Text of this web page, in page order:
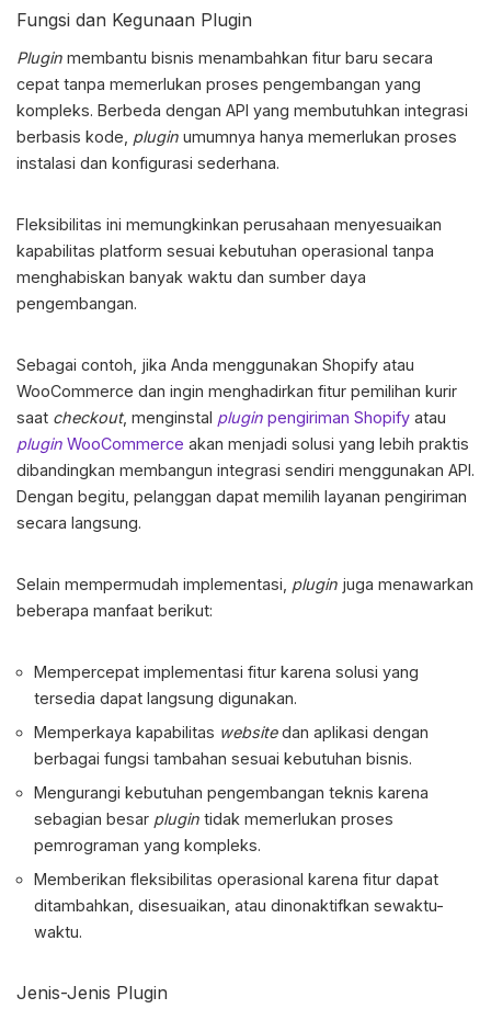
Fungsi dan Kegunaan Plugin
Plugin membantu bisnis menambahkan fitur baru secara
cepat tanpa memerlukan proses pengembangan yang
kompleks. Berbeda dengan API yang membutuhkan integrasi
berbasis kode, plugin umumnya hanya memerlukan proses
instalasi dan konfigurasi sederhana.
Fleksibilitas ini memungkinkan perusahaan menyesuaikan
kapabilitas platform sesuai kebutuhan operasional tanpa
menghabiskan banyak waktu dan sumber daya
pengembangan.
Sebagai contoh, jika Anda menggunakan Shopify atau
WooCommerce dan ingin menghadirkan fitur pemilihan kurir
saat checkout, menginstal plugin pengiriman Shopify atau
plugin WooCommerce akan menjadi solusi yang lebih praktis
dibandingkan membangun integrasi sendiri menggunakan API.
Dengan begitu, pelanggan dapat memilih layanan pengiriman
secara langsung.
Selain mempermudah implementasi, plugin juga menawarkan
beberapa manfaat berikut:
Mempercepat implementasi fitur karena solusi yang
tersedia dapat langsung digunakan.
Memperkaya kapabilitas websitedan aplikasi dengan
berbagai fungsi tambahan sesuai kebutuhan bisnis.
Mengurangi kebutuhan pengembangan teknis karena
sebagian besar plugin tidak memerlukan proses
pemrograman yang kompleks.
Memberikan fleksibilitas operasional karena fitur dapat
ditambahkan, disesuaikan, atau dinonaktifkan sewaktu-
waktu.
Jenis-Jenis Plugin